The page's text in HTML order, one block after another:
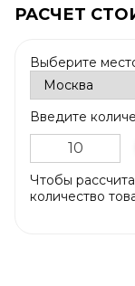
РАСЧЕТ
Выберите
Введите
Чтобы
количество